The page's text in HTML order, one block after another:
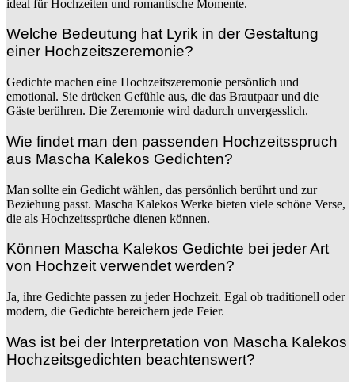
ideal für Hochzeiten und romantische Momente.
Welche Bedeutung hat Lyrik in der Gestaltung
einer Hochzeitszeremonie?
Gedichte machen eine Hochzeitszeremonie persönlich und
emotional. Sie drücken Gefühle aus, die das Brautpaar und die
Gäste berühren. Die Zeremonie wird dadurch unvergesslich.
Wie findet man den passenden Hochzeitsspruch
aus Mascha Kalekos Gedichten?
Man sollte ein Gedicht wählen, das persönlich berührt und zur
Beziehung passt. Mascha Kalekos Werke bieten viele schöne Verse,
die als Hochzeitssprüche dienen können.
Können Mascha Kalekos Gedichte bei jeder Art
von Hochzeit verwendet werden?
Ja, ihre Gedichte passen zu jeder Hochzeit. Egal ob traditionell oder
modern, die Gedichte bereichern jede Feier.
Was ist bei der Interpretation von Mascha Kalekos
Hochzeitsgedichten beachtenswert?